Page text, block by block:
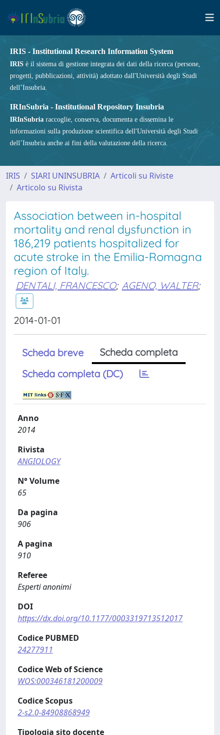
IRIS - Institutional Research Information System
IRIS è il sistema di gestione integrata dei dati della ricerca (persone,
progetti, pubblicazioni, attività) adottato dall'Università degli Studi
dell’Insubria.
IRInSubria - Institutional Repository Insubria
IRInSubria raccoglie, conserva, documenta e dissemina le
informazioni sulla produzione scientifica dell'Università degli Studi
dell’Insubria anche ai fini della valutazione della ricerca.
IRIS SIARI UNINSUBRIA
Articoli su Riviste
Articolo su Rivista
Association between in-hospital
mortality and renal dysfunction in
186,219 patients hospitalized for
acute stroke in the Emilia-Romagna
region of Italy.
DENTALI, FRANCESCO; AGENO, WALTER;
2014-01-01
Scheda breve
Scheda completa
Scheda completa (DC)
Anno
2014
Rivista
ANGIOLOGY
N° Volume
65
Da pagina
906
A pagina
910
Referee
Esperti anonimi
DOI
https://dx.doi.org/10.1177/0003319713512017
Codice PUBMED
24277911
Codice Web of Science
WOS:000346181200009
Codice Scopus
2-s2.0-84908868949
Tipologia sito docente